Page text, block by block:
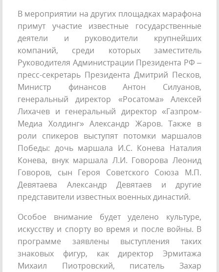
В мероприятии на других площадках марафона
примут участие известные государственные
деятели и руководители крупнейших
компаний, среди которых заместитель
Руководителя Администрации Президента РФ –
пресс-секретарь Президента Дмитрий Песков,
Министр финансов Антон Силуанов,
генеральный директор «Росатома» Алексей
Лихачев и генеральный директор «Газпром-
Медиа Холдинг» Александр Жаров. Также в
роли спикеров выступят потомки маршалов
Победы: дочь маршала И.С. Конева Наталия
Конева, внук маршала Л.И. Говорова Леонид
Говоров, сын Героя Советского Союза М.П.
Девятаева Александр Девятаев и другие
представители известных военных династий.
Особое внимание будет уделено культуре,
искусству и спорту во время и после войны. В
программе заявлены выступления таких
знаковых фигур, как директор Эрмитажа
Михаил Пиотровский, писатель Захар